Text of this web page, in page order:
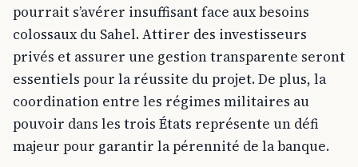
pourrait s’avérer insuffisant face aux besoins
colossaux du Sahel. Attirer des investisseurs
privés et assurer une gestion transparente seront
essentiels pour la réussite du projet. De plus, la
coordination entre les régimes militaires au
pouvoir dans les trois États représente un défi
majeur pour garantir la pérennité de la banque.